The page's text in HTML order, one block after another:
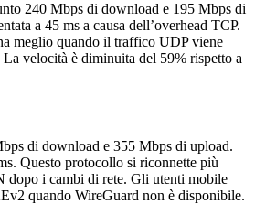
240 Mbps di download e 195 Mbps di
a 45 ms a causa dell’overhead TCP.
meglio quando il traffico UDP viene
velocità è diminuita del 59% rispetto a
di download e 355 Mbps di upload.
Questo protocollo si riconnette più
dopo i cambi di rete. Gli utenti mobile
quando WireGuard non è disponibile.